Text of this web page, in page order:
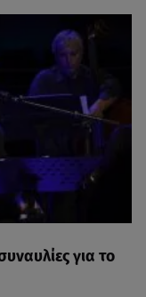
για το